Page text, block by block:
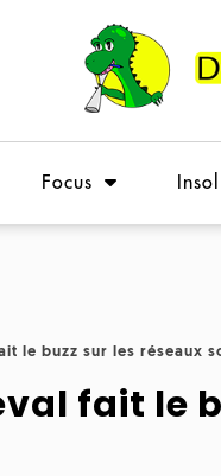
Focus
le buzz sur les réseaux
fait le